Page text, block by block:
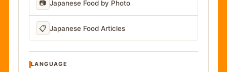
📷 Japanese Food by Photo
📋 Japanese Food Articles
LANGUAGE